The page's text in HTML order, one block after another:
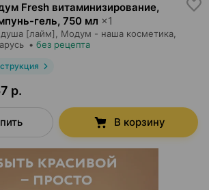
Fresh витаминизирование,
гель, 750 мл ×1
[лайм], Модум - наша косметика
• без рецепта
р.
В корзину